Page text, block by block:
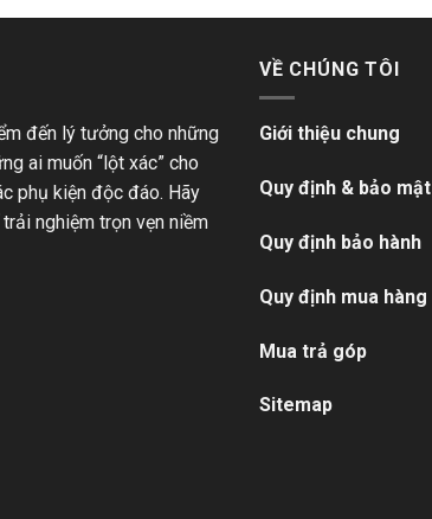
đến lý tưởng cho những
ai muốn “lột xác” cho
phụ kiện độc đáo. Hãy
nghiệm trọn vẹn niềm
VỀ CHÚNG TÔI
Giới thiệu chung
Quy định & bảo mật
Quy định bảo hành
Quy định mua hàng
Mua trả góp
Sitemap